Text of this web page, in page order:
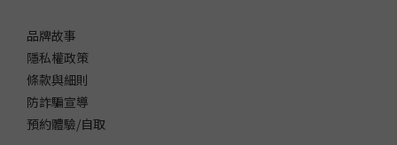
品牌故事
隱私權政策
條款與細則
防詐騙宣導
預約體驗/自取